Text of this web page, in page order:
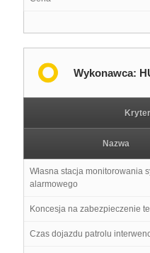
Wykonawca:
Nazwa
Własna stacja monitorowania
alarmowego
Koncesja na zabezpieczenie
Czas dojazdu patrolu